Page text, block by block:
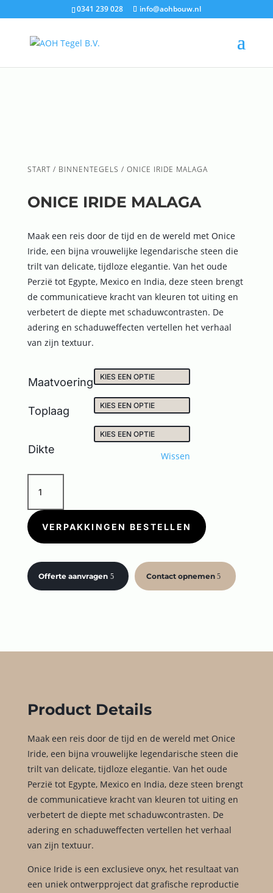
0341 239 028 info@aohbouw.nl
START/ BINNENTEGELS / ONICE IRIDE MALAGA
ONICE IRIDE MALAGA
Maak een reis door de tijd en de wereld met Onice
Iride, een bijna vrouwelijke legendarische steen die
trilt van delicate, tijdloze elegantie. Van het oude
Perzië tot Egypte, Mexico en India, deze steen brengt
de communicatieve kracht van kleuren tot uiting en
verbetert de diepte met schaduwcontrasten. De
adering en schaduweffecten vertellen het verhaal
van zijn textuur.
Maatvoering
Toplaag
Dikte
Wissen
IRIDE
MALAGA
aantalVERPAKKINGEN BESTELLEN
Offerte aanvragen Contact opnemen
Product Details
Maak een reis door de tijd en de wereld met Onice
Iride, een bijna vrouwelijke legendarische steen die
trilt van delicate, tijdloze elegantie. Van het oude
Perzië tot Egypte, Mexico en India, deze steen brengt
de communicatieve kracht van kleuren tot uiting en
verbetert de diepte met schaduwcontrasten. De
adering en schaduweffecten vertellen het verhaal
van zijn textuur.
Onice Iride is een exclusieve onyx, het resultaat van
een uniek ontwerpproject dat grafische reproductie